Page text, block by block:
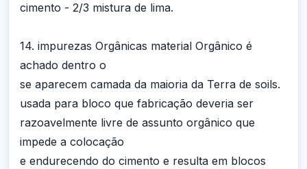
cimento - 2/3 mistura de lima.
14. impurezas Orgânicas material Orgânico é
achado dentro o
se aparecem camada da maioria da Terra de soils.
usada para bloco que fabricação deveria ser
razoavelmente livre de assunto orgânico que
impede a colocação
e endurecendo do cimento e resulta em blocos